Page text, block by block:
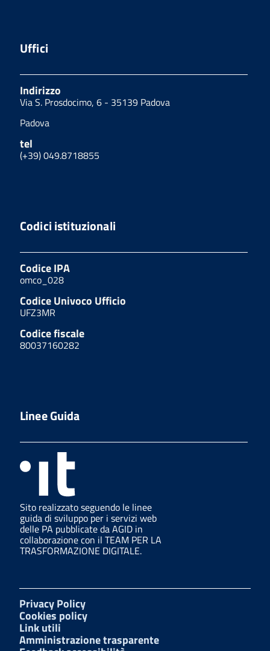
Uffici
Indirizzo
Via S. Prosdocimo, 6 - 35139 Padova
Padova
tel
(+39) 049.8718855
Codici istituzionali
Codice IPA
omco_028
Codice Univoco Ufficio
UFZ3MR
Codice fiscale
80037160282
Linee Guida
Sito realizzato seguendo le linee
guida di sviluppo per i servizi web
delle PA pubblicate da AGID in
collaborazione con il TEAM PER LA
TRASFORMAZIONE DIGITALE.
Privacy Policy
Cookies policy
Link utili
Amministrazione trasparente